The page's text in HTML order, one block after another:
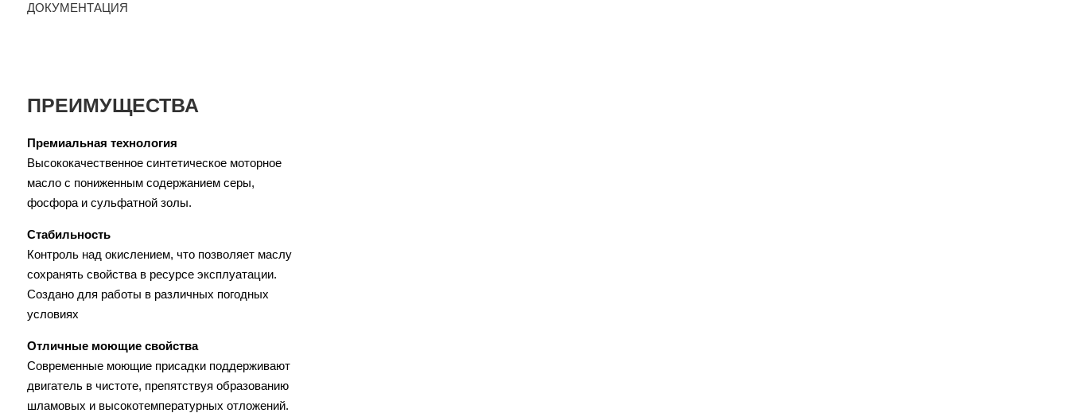
ДОКУМЕНТАЦИЯ
ПРЕИМУЩЕСТВА
Премиальная технология
Высококачественное синтетическое моторное
масло с пониженным содержанием серы,
фосфора и сульфатной золы.
Стабильность
Контроль над окислением, что позволяет маслу
сохранять свойства в ресурсе эксплуатации.
Создано для работы в различных погодных
условиях
Отличные моющие свойства
Современные моющие присадки поддерживают
двигатель в чистоте, препятствуя образованию
шламовых и высокотемпературных отложений.